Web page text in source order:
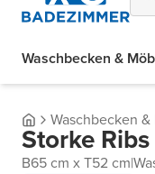
Waschbecken &
Waschbecken
Storke
B65 cm x T52 cm|